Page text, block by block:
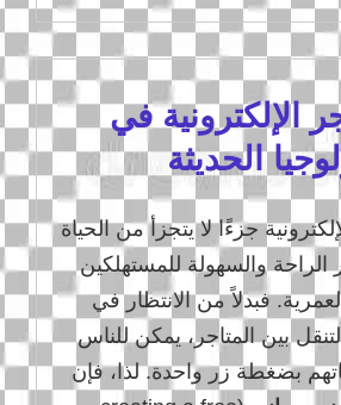
الإلكترونية في
الحديثة
جزءًا لا يتجزأ من الحياة
الراحة والسهولة للمستهلكين
فبدلاً من الانتظار في
بين المتاجر، يمكن للناس
بضغطة زر واحدة. لذا، فإن